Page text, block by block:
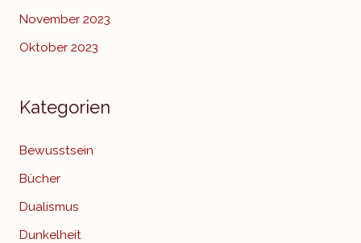
November 2023
Oktober 2023
Kategorien
Bewusstsein
Bücher
Dualismus
Dunkelheit